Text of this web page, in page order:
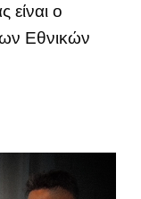
είναι ο
Εθνικών